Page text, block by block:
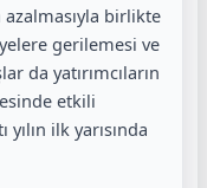
birlikte
gerilemesi ve
da yatırımcıların
etkili
ilk yarısında